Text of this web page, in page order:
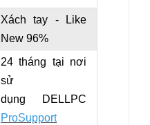
Xách tay - Like
New 96%
24 tháng tại nơi
sử
dụng
DELLPC
ProSupport